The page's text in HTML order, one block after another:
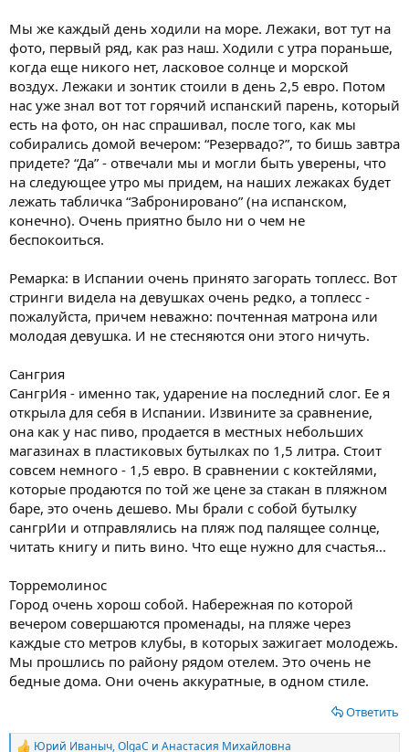
Мы же каждый день ходили на море. Лежаки, вот тут на
фото, первый ряд, как раз наш. Ходили с утра пораньше,
когда еще никого нет, ласковое солнце и морской
воздух. Лежаки и зонтик стоили в день 2,5 евро. Потом
нас уже знал вот тот горячий испанский парень, который
есть на фото, он нас спрашивал, после того, как мы
собирались домой вечером: “Резервадо?”, то бишь завтра
придете? “Да” - отвечали мы и могли быть уверены, что
на следующее утро мы придем, на наших лежаках будет
лежать табличка “Забронировано” (на испанском,
конечно). Очень приятно было ни о чем не
беспокоиться.
Ремарка: в Испании очень принято загорать топлесс. Вот
стринги видела на девушках очень редко, а топлесс -
пожалуйста, причем неважно: почтенная матрона или
молодая девушка. И не стесняются они этого ничуть.
Сангрия
СангрИя - именно так, ударение на последний слог. Ее я
открыла для себя в Испании. Извините за сравнение,
она как у нас пиво, продается в местных небольших
магазинах в пластиковых бутылках по 1,5 литра. Стоит
совсем немного - 1,5 евро. В сравнении с коктейлями,
которые продаются по той же цене за стакан в пляжном
баре, это очень дешево. Мы брали с собой бутылку
сангрИи и отправлялись на пляж под палящее солнце,
читать книгу и пить вино. Что еще нужно для счастья...
Торремолинос
Город очень хорош собой. Набережная по которой
вечером совершаются променады, на пляже через
каждые сто метров клубы, в которых зажигает молодежь.
Мы прошлись по району рядом отелем. Это очень не
бедные дома. Они очень аккуратные, в одном стиле.
Ответить
Юрий Иваныч,OlgaС и Анастасия Михайловна